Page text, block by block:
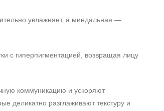
увлажняет, а миндальная —
с гиперпигментацией, возвращая лицу
коммуникацию и ускоряют
деликатно разглаживают текстуру и